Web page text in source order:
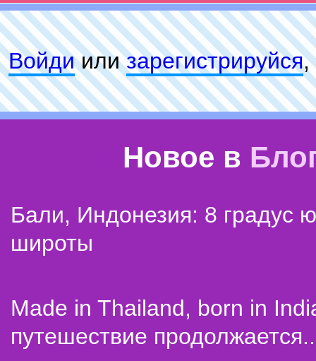
Войдиилизарeгиcтpируйся,
Новое в
Бали, Индонезия: 8 градус
широты
Made in Thailand, born in
путешествие